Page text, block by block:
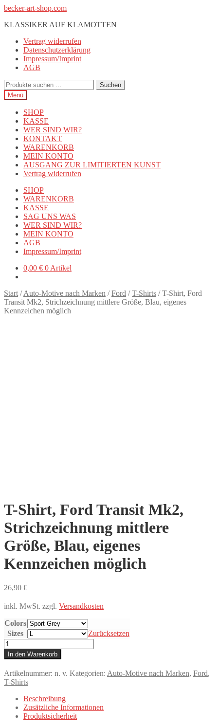
Zur
springen
Zum
springen
becker-art-shop.com
KLASSIKER AUF KLAMOTTEN
Vertrag widerrufen
Datenschutzerklärung
Impressum/Imprint
AGB
Suchen
nach:
Suchen
Menü
SHOP
KASSE
WER SIND WIR?
KONTAKT
WARENKORB
MEIN KONTO
AUSGANG ZUR LIMITIERTEN KUNST
Vertrag widerrufen
SHOP
WARENKORB
KASSE
SAG UNS WAS
WER SIND WIR?
MEIN KONTO
AGB
Impressum/Imprint
0,00 € 0 Artikel
Start /Auto-Motive nach Marken /Ford /T-Shirts /T-Shirt, Ford
Transit Mk2, Strichzeichnung mittlere Größe, Blau, eigenes
Kennzeichen möglich
T-Shirt, Ford Transit Mk2,
Strichzeichnung mittlere
Größe, Blau, eigenes
Kennzeichen möglich
26,90 €
inkl. MwSt. zzgl. Versandkosten
Colors
Sizes
Zurücksetzen
T-
Shirt,
Ford
Transit
Mk2,
Strichzeichnung
mittlere
Größe,
eigenes
In den Warenkorb
Artikelnummer: n. v. Kategorien: Auto-Motive nach Marken, Ford,
T-Shirts
Beschreibung
Zusätzliche Informationen
Produktsicherheit